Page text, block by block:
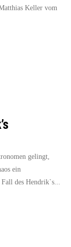
Keller vom
gelingt,
ein
des Hendrik`s...